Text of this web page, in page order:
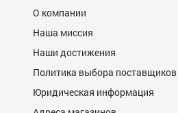
О компании
Наша миссия
Наши достижения
Политика выбора поставщиков
Юридическая информация